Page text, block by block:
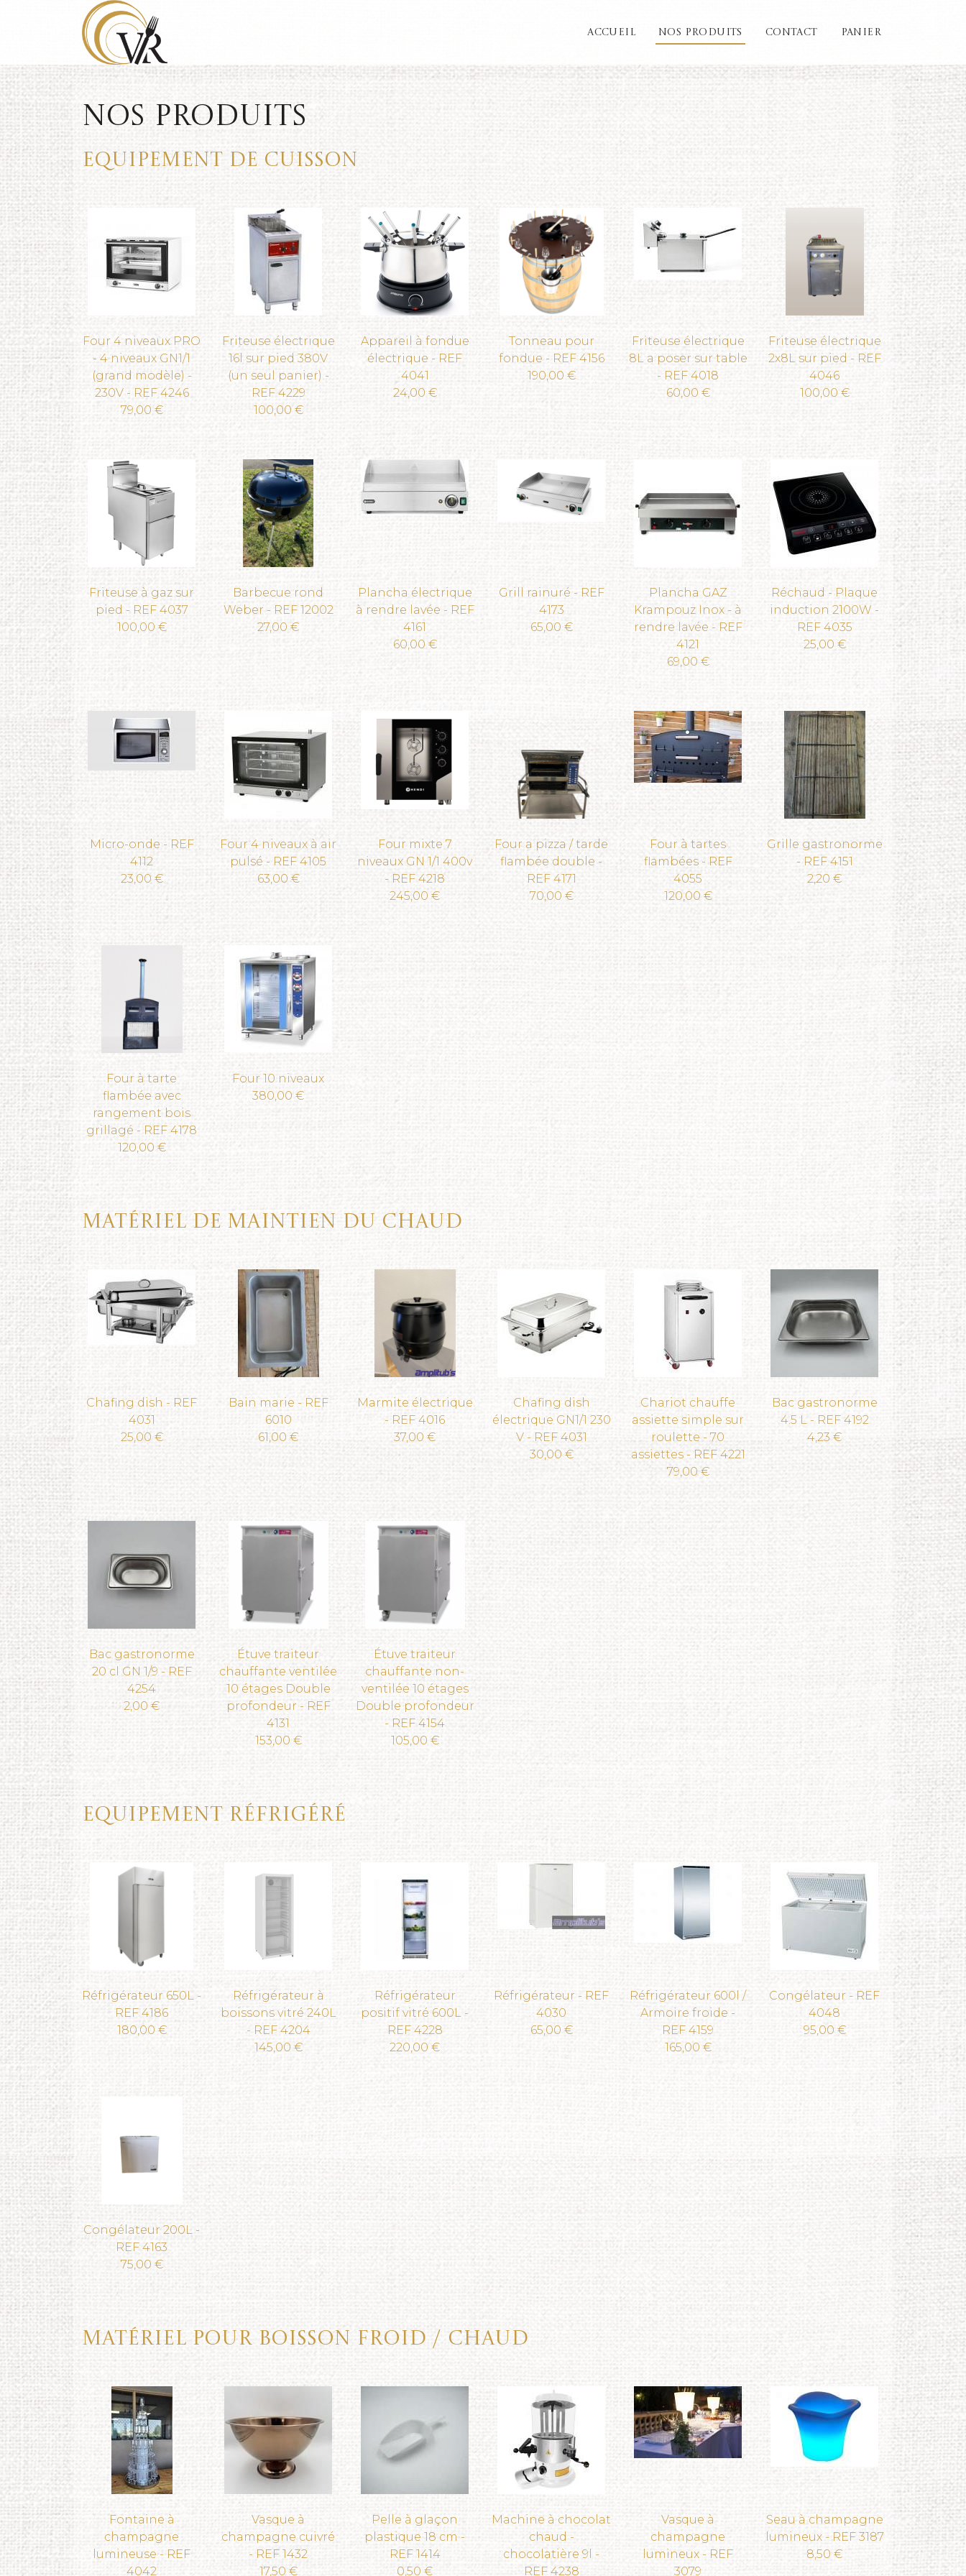
ACCUEIL NOS PRODUITS CONTACT PANIER
Nos produits
Equipement de cuisson
Four 4 niveaux PRO
- 4 niveaux GN1/1
(grand modèle) -
230V - REF 4246
79,00 €
Friteuse électrique
16l sur pied 380V
(un seul panier) -
REF 4229
100,00 €
Appareil à fondue
électrique - REF
4041
24,00 €
Tonneau pour
fondue - REF 4156
190,00 €
Friteuse électrique
8L a poser sur table
- REF 4018
60,00 €
Friteuse électrique
2x8L sur pied - REF
4046
100,00 €
Friteuse à gaz sur
pied - REF 4037
100,00 €
Barbecue rond
Weber - REF 12002
27,00 €
Plancha électrique
à rendre lavée - REF
4161
60,00 €
Grill rainuré - REF
4173
65,00 €
Plancha GAZ
Krampouz Inox - à
rendre lavée - REF
4121
69,00 €
Réchaud - Plaque
induction 2100W -
REF 4035
25,00 €
Micro-onde - REF
4112
23,00 €
Four 4 niveaux à air
pulsé - REF 4105
63,00 €
Four mixte 7
niveaux GN 1/1 400v
- REF 4218
245,00 €
Four a pizza / tarde
flambée double -
REF 4171
70,00 €
Four à tartes
flambées - REF
4055
120,00 €
Grille gastronorme
- REF 4151
2,20 €
Four à tarte
flambée avec
rangement bois
grillagé - REF 4178
120,00 €
Four 10 niveaux
380,00 €
Matériel de maintien du chaud
Chafing dish - REF
4031
25,00 €
Bain marie - REF
6010
61,00 €
Marmite électrique
- REF 4016
37,00 €
Chafing dish
électrique GN1/1 230
V - REF 4031
30,00 €
Chariot chauffe
assiette simple sur
roulette - 70
assiettes - REF 4221
79,00 €
Bac gastronorme
4.5 L - REF 4192
4,23 €
Bac gastronorme
20 cl GN 1/9 - REF
4254
2,00 €
Étuve traiteur
chauffante ventilée
10 étages Double
profondeur - REF
4131
153,00 €
Étuve traiteur
chauffante non-
ventilée 10 étages
Double profondeur
- REF 4154
105,00 €
Equipement réfrigéré
Réfrigérateur 650L -
REF 4186
180,00 €
Réfrigérateur à
boissons vitré 240L
- REF 4204
145,00 €
Réfrigérateur
positif vitré 600L -
REF 4228
220,00 €
Réfrigérateur - REF
4030
65,00 €
Réfrigérateur 600l /
Armoire froide -
REF 4159
165,00 €
Congélateur - REF
4048
95,00 €
Congélateur 200L -
REF 4163
75,00 €
Matériel pour boisson froid / chaud
Fontaine à
champagne
lumineuse - REF
4042
Vasque à
champagne cuivré
- REF 1432
17,50 €
Pelle à glaçon
plastique 18 cm -
REF 1414
0,50 €
Machine à chocolat
chaud -
chocolatière 9l -
REF 4238
Vasque à
champagne
lumineux - REF
3079
Seau à champagne
lumineux - REF 3187
8,50 €